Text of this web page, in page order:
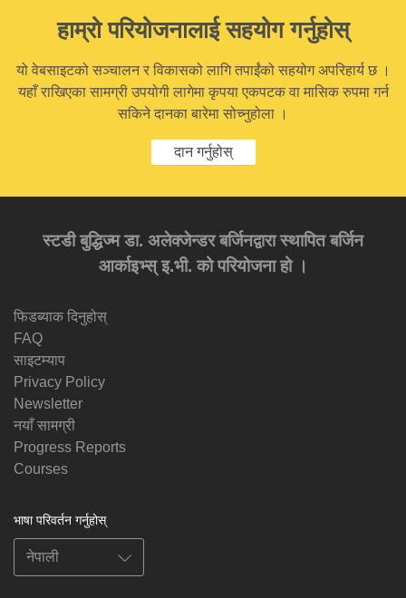
हाम्रो परियोजनालाई सहयोग गर्नुहोस्
यो वेबसाइटको सञ्चालन र विकासको लागि तपाईंको सहयोग अपरिहार्य छ ।
यहाँ राखिएका सामग्री उपयोगी लागेमा कृपया एकपटक वा मासिक रुपमा गर्न
सकिने दानका बारेमा सोच्नुहोला ।
दान गर्नुहोस्
स्टडी बुद्धिज्म डा. अलेक्जेन्डर बर्जिनद्वारा स्थापित बर्जिन
आर्काइभ्स् इ.भी. को परियोजना हो ।
फिडब्याक दिनुहोस्
FAQ
साइटम्याप
Privacy Policy
Newsletter
नयाँ सामग्री
Progress Reports
Courses
भाषा परिवर्तन गर्नुहोस्